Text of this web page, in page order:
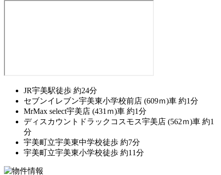
JR宇美駅徒歩 約24分
セブンイレブン宇美東小学校前店 (609ｍ)車 約1分
MrMax select宇美店 (431ｍ)車 約1分
ディスカウントドラックコスモス宇美店 (562ｍ)車 約1
分
宇美町立宇美東中学校徒歩 約7分
宇美町立宇美東小学校徒歩 約11分